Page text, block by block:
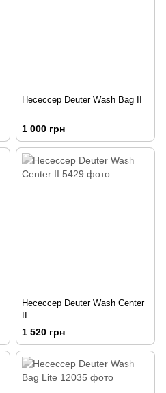
Несессер Deuter Wash Bag II
1 000 грн
Несесcер Deuter Wash Center
1 520 грн